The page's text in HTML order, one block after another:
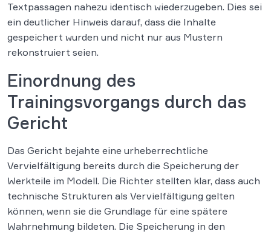
Textpassagen nahezu identisch wiederzugeben. Dies sei
ein deutlicher Hinweis darauf, dass die Inhalte
gespeichert wurden und nicht nur aus Mustern
rekonstruiert seien.
Einordnung des
Trainingsvorgangs durch das
Gericht
Das Gericht bejahte eine urheberrechtliche
Vervielfältigung bereits durch die Speicherung der
Werkteile im Modell. Die Richter stellten klar, dass auch
technische Strukturen als Vervielfältigung gelten
können, wenn sie die Grundlage für eine spätere
Wahrnehmung bildeten. Die Speicherung in den